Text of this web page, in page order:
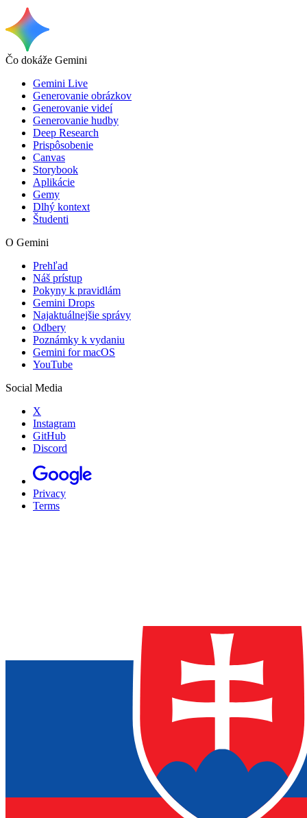
Čo dokáže Gemini
Gemini Live
Generovanie obrázkov
Generovanie videí
Generovanie hudby
Deep Research
Prispôsobenie
Canvas
Storybook
Aplikácie
Gemy
Dlhý kontext
Študenti
O Gemini
Prehľad
Náš prístup
Pokyny k pravidlám
Gemini Drops
Najaktuálnejšie správy
Odbery
Poznámky k vydaniu
Gemini for macOS
YouTube
Social Media
X
Instagram
GitHub
Discord
Privacy
Terms